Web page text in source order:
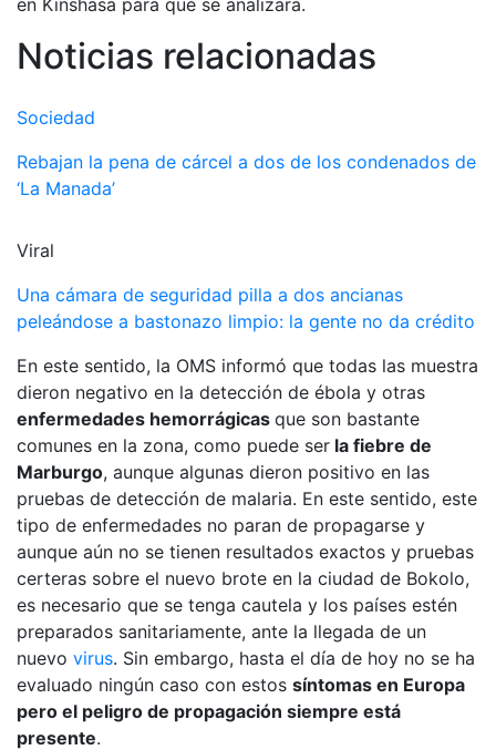
Noticias relacionadas
Sociedad
Rebajan la pena de cárcel a dos de los condenados de
‘La Manada’
Viral
Una cámara de seguridad pilla a dos ancianas
peleándose a bastonazo limpio: la gente no da crédito
En este sentido, la OMS informó que todas las muestra
dieron negativo en la detección de ébola y otras
enfermedades hemorrágicas que son bastante
comunes en la zona, como puede ser la fiebre de
Marburgo, aunque algunas dieron positivo en las
pruebas de detección de malaria. En este sentido, este
tipo de enfermedades no paran de propagarse y
aunque aún no se tienen resultados exactos y pruebas
certeras sobre el nuevo brote en la ciudad de Bokolo,
es necesario que se tenga cautela y los países estén
preparados sanitariamente, ante la llegada de un
nuevo virus. Sin embargo, hasta el día de hoy no se ha
evaluado ningún caso con estos síntomas en Europa
pero el peligro de propagación siempre está
presente.